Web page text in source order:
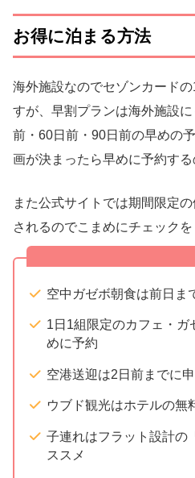
お得に泊まる方法
海外施設なのでセゾンカード
すが、早割プランは海外施設
前・60日前・90日前の早めの
画が決まったら早めに予約する
また公式サイトでは期間限定
されるのでこまめにチェックを
空中ガゼボ朝食は前日ま
1日1組限定のカフェ・ガ
めに予約
空港送迎は2日前までに
ウブド観光はホテルの無
子連れはフラット設計の
ススメ